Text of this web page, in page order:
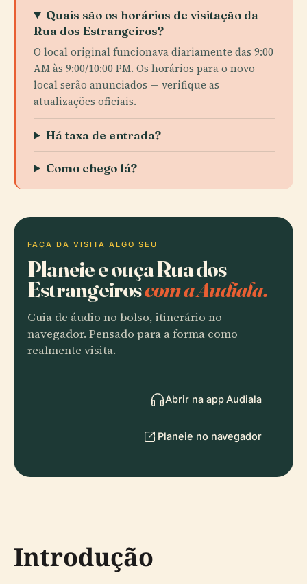
Quais são os horários de visitação da
Rua dos Estrangeiros?
O local original funcionava diariamente das 9:00
AM às 9:00/10:00 PM. Os horários para o novo
local serão anunciados — verifique as
atualizações oficiais.
Há taxa de entrada?
Como chego lá?
FAÇA DA VISITA ALGO SEU
Planeie e ouça Rua dos
Estrangeiroscom a Audiala.
Guia de áudio no bolso, itinerário no
navegador. Pensado para a forma como
realmente visita.
Abrir na app Audiala
Planeie no navegador
Introdução